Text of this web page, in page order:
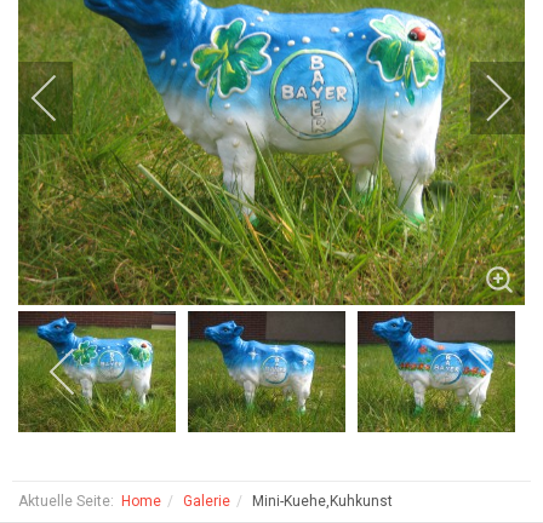
Aktuelle Seite: Home Galerie Mini-Kuehe,Kuhkunst